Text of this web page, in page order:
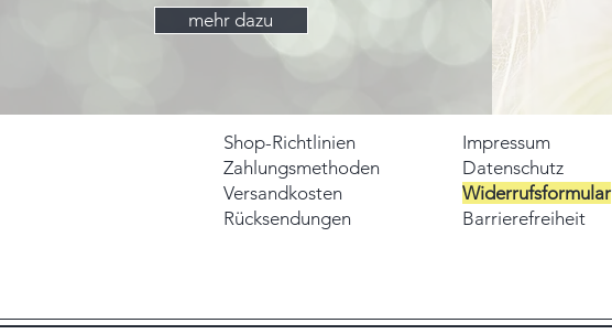
mehr dazu
Shop-Richtlinien
Zahlungsmethoden
Versandkosten
Rücksendungen
Impressum
Datenschutz
Widerrufsformular
Barrierefreiheit